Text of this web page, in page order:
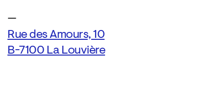
—
Rue des Amours, 10
B-7100 La Louvière